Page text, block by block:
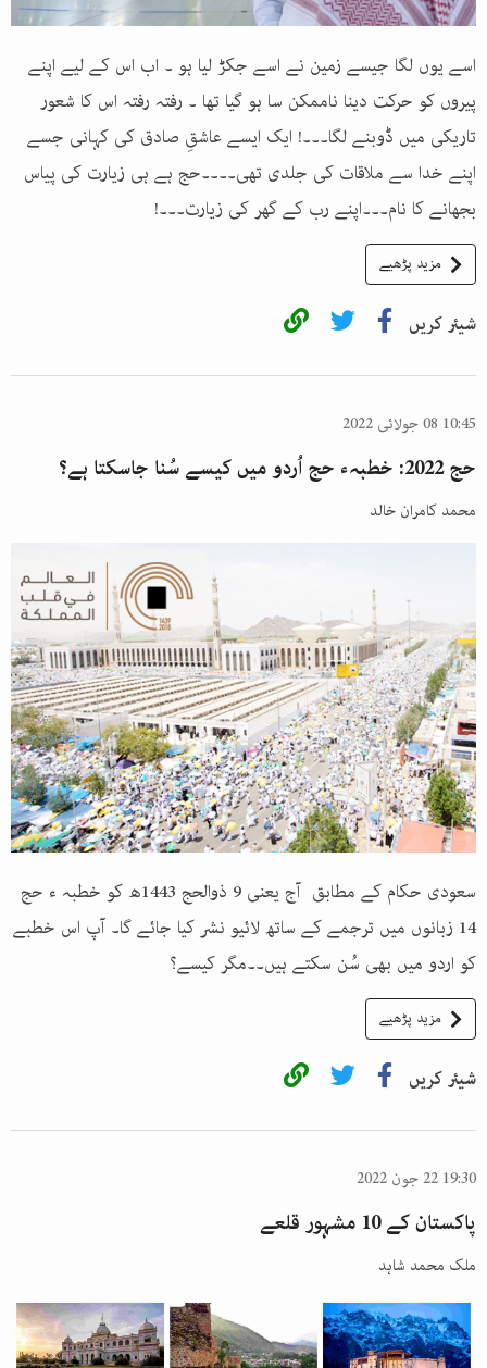
اسے یوں لگا جیسے زمین نے اسے جکڑ لیا ہو ۔ اب اس کے لیے اپنے
پیروں کو حرکت دینا ناممکن سا ہو گیا تھا ۔ رفتہ رفتہ اس کا شعور
تاریکی میں ڈوبنے لگا۔۔۔! ایک ایسے عاشقِ صادق کی کہانی جسے
اپنے خدا سے ملاقات کی جلدی تھی۔۔۔۔حج ہے ہی زیارت کی پیاس
بجھانے کا نام۔۔۔اپنے رب کے گھر کی زیارت۔۔۔!
مزید پڑھیے
شیئر کریں
10:45 08 جولائی 2022
حج 2022: خطبہء حج اُردو میں کیسے سُنا جاسکتا ہے؟
محمد کامران خالد
سعودی حکام کے مطابق آج یعنی 9 ذوالحج 1443ھ کو خطبہ ء حج
14 زبانوں میں ترجمے کے ساتھ لائیو نشر کیا جائے گا۔ آپ اس خطبے
کو اردو میں بھی سُن سکتے ہیں۔۔مگر کیسے؟
مزید پڑھیے
شیئر کریں
19:30 22 جون 2022
پاکستان کے 10 مشہور قلعے
ملک محمد شاہد